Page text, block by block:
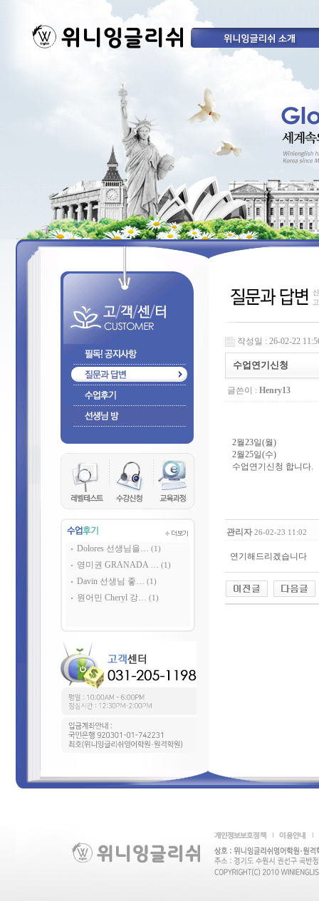
Dolores 선생님을… (1)
영미권 GRANADA … (1)
Davin 선생님 좋… (1)
원어민 Cheryl 강… (1)
작성일 : 26-02-22
수업연기신청
글쓴이 : Henry13
2월23일(월)
2월25일(수)
수업연기신청 합니다.
관리자 26-02-23 11:02
연기해드리겠습니다